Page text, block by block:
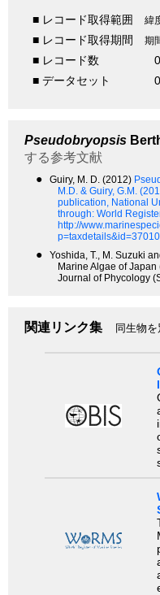
■ レコード取得範囲 緯
■ レコード取得期間 期
■ レコード数
■ データセット
Pseudobryopsis
する参考文献
● Guiry, M. D. (2012)
M.D. & Guiry, G.M.
publication, National
through: World
http://
●
Yoshida, T., M. Suzuki
Marine Algae of
Journal of Phycology
関連リンク集 同生物